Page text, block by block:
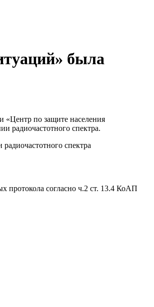
была
«Центр по защите населения
радиочастотного спектра.
спектра
протокола согласно ч.2 ст. 13.4 КоАП